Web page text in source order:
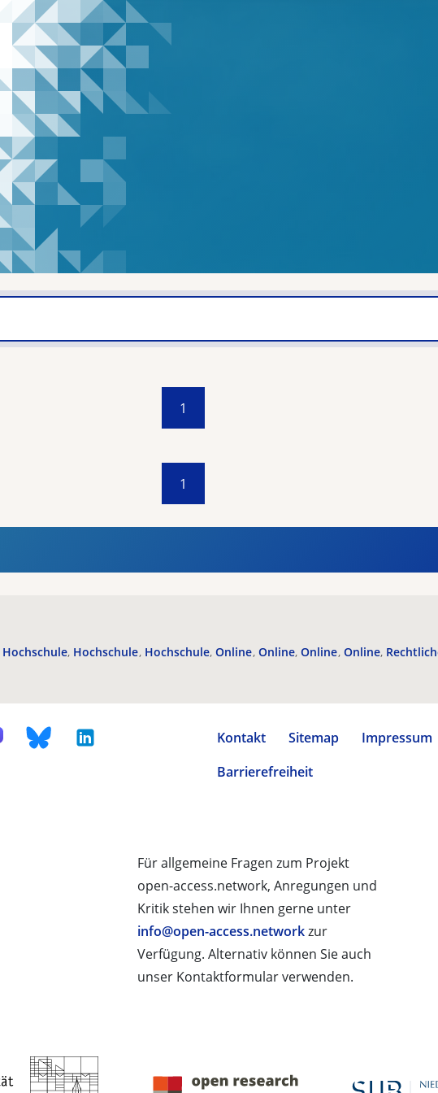
1
1
Hochschule Hochschule Hochschule Online Online Online Online
Kontakt Sitemap Impressum
Barrierefreiheit
Für allgemeine Fragen zum Projekt
open-access.network, Anregungen und
Kritik stehen wir Ihnen gerne unter
info@open-access.networkzur
Verfügung. Alternativ können Sie auch
unser Kontaktformular verwenden.